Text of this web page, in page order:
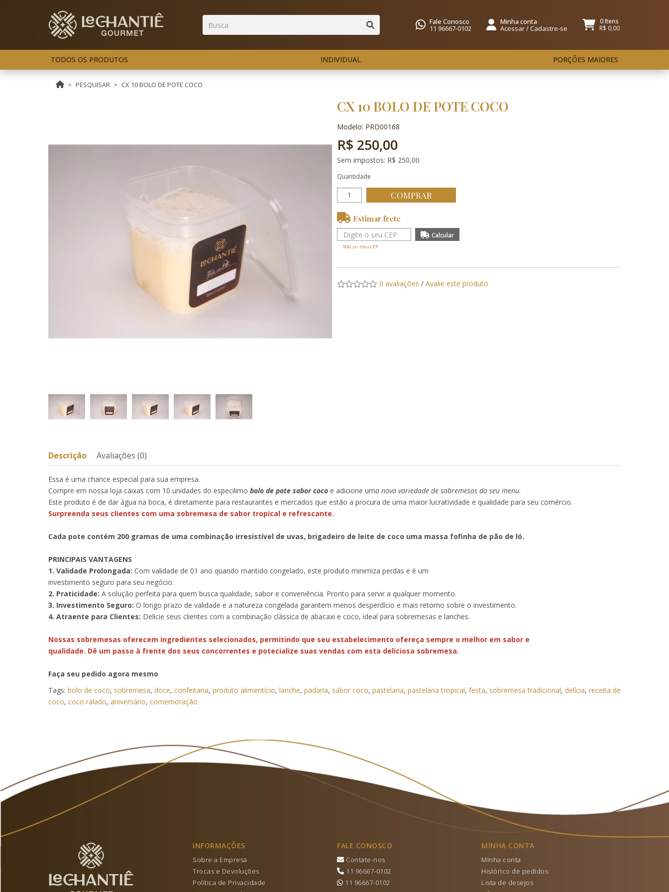
Fale Conosco
11 96667-0102
Minha conta
Acessar/Cadastre-se
0 Itens
R$ 0,00
TODOS OS PRODUTOS INDIVIDUAL PORÇÕES MAIORES
PESQUISAR CX 10 BOLO DE POTE COCO
CX 10 BOLO DE POTE COCO
Modelo: PRD00168
R$ 250,00
Sem impostos: R$ 250,00
Quantidade
COMPRAR
Estimar frete
Não sei meu CEP
0 avaliações / Avalie este produto
Descrição Avaliações (0)
Essa é uma chance especial para sua empresa.
Compre em nossa loja caixas com 10 unidades do especilimo bolo de pote sabor coco e adicione uma nova variedade de sobremesas do seu menu.
Este produto é de dar água na boca, é diretamente para restaurantes e mercados que estão a procura de uma maior lucratividade e qualidade para seu comércio.
Surpreenda seus clientes com uma sobremesa de sabor tropical e refrescante.
Cada pote contém 200 gramas de uma combinação irresistível de uvas, brigadeiro de leite de coco uma massa fofinha de pão de ló.
PRINCIPAIS VANTAGENS
1. Validade Prolongada: Com validade de 01 ano quando mantido congelado, este produto minimiza perdas e é um
investimento seguro para seu negócio.
2. Praticidade: A solução perfeita para quem busca qualidade, sabor e conveniência. Pronto para servir a qualquer momento.
3. Investimento Seguro: O longo prazo de validade e a natureza congelada garantem menos desperdício e mais retorno sobre o investimento.
4. Atraente para Clientes: Delicie seus clientes com a combinação clássica de abacaxi e coco, ideal para sobremesas e lanches.
Nossas sobremesas oferecem ingredientes selecionados, permitindo que seu estabelecimento ofereça sempre o melhor em sabor e
qualidade. Dê um passo à frente dos seus concorrentes e potecialize suas vendas com esta deliciosa sobremesa.
Faça seu pedido agora mesmo
Tags: bolo de coco, sobremesa, doce, confeitaria, produto alimentício, lanche, padaria, sabor coco, pastelaria, pastelaria tropical, festa, sobremesa tradicional, delícia, receita de
coco, coco ralado, aniversário, comemoração
INFORMAÇÕES
Sobre a Empresa
Trocas e Devoluções
Política de Privacidade
FALE CONOSCO
Contate-nos
11 96667-0102
11 96667-0102
MINHA CONTA
Minha conta
Histórico de pedidos
Lista de desejos